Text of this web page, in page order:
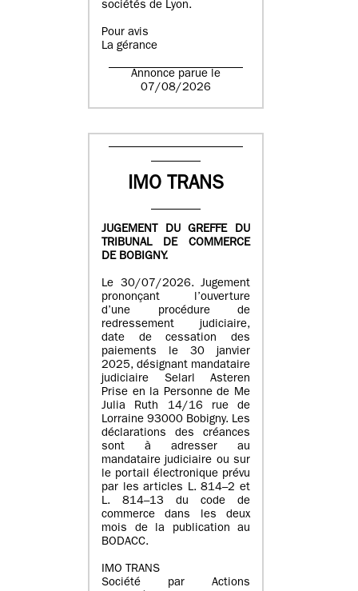
sociétés de Lyon.
Pour avis
La gérance
Annonce parue le
07/08/2026
IMO TRANS
JUGEMENT DU GREFFE DU
TRIBUNAL DE COMMERCE
DE BOBIGNY.
Le 30/07/2026. Jugement
prononçant l’ouverture
d’une procédure de
redressement judiciaire,
date de cessation des
paiements le 30 janvier
2025, désignant mandataire
judiciaire Selarl Asteren
Prise en la Personne de Me
Julia Ruth 14/16 rue de
Lorraine 93000 Bobigny. Les
déclarations des créances
sont à adresser au
mandataire judiciaire ou sur
le portail électronique prévu
par les articles L. 814–2 et
L. 814–13 du code de
commerce dans les deux
mois de la publication au
BODACC.
IMO TRANS
Société par Actions